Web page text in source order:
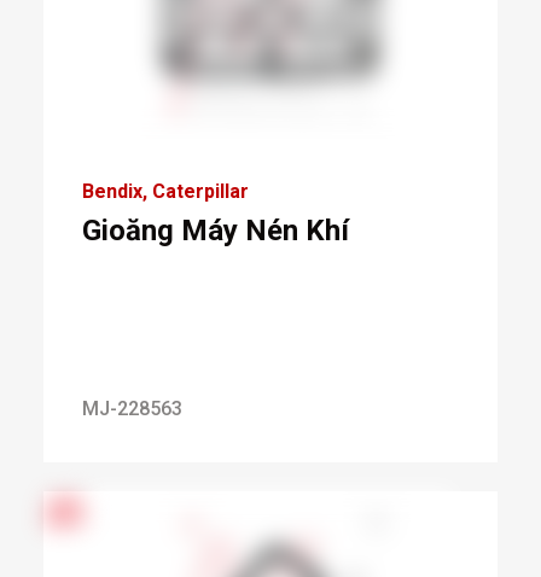
Bendix Caterpillar
Gioăng Máy Nén Khí
MJ-228563